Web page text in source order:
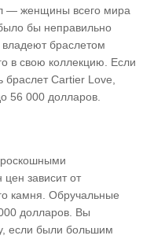
— женщины всего мира
бы неправильно
браслетом
в свою коллекцию. Если
браслет Cartier Love,
56 000 долларов.
зависит от
камня. Обручальные
долларов. Вы
если были большим